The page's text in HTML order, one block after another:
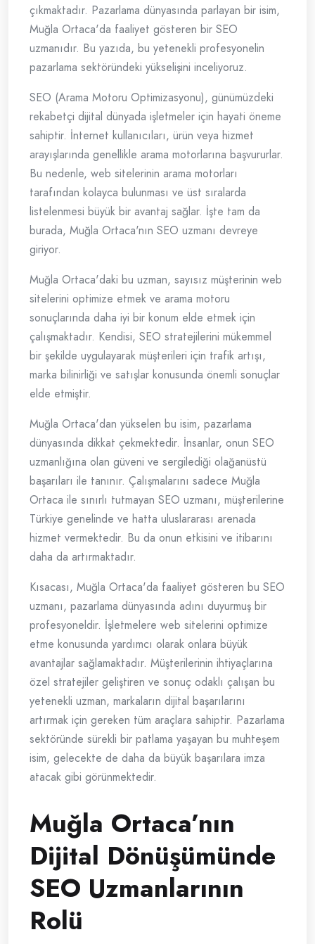
çıkmaktadır. Pazarlama dünyasında parlayan bir isim,
Muğla Ortaca'da faaliyet gösteren bir SEO
uzmanıdır. Bu yazıda, bu yetenekli profesyonelin
pazarlama sektöründeki yükselişini inceliyoruz.
SEO (Arama Motoru Optimizasyonu), günümüzdeki
rekabetçi dijital dünyada işletmeler için hayati öneme
sahiptir. İnternet kullanıcıları, ürün veya hizmet
arayışlarında genellikle arama motorlarına başvururlar.
Bu nedenle, web sitelerinin arama motorları
tarafından kolayca bulunması ve üst sıralarda
listelenmesi büyük bir avantaj sağlar. İşte tam da
burada, Muğla Ortaca'nın SEO uzmanı devreye
giriyor.
Muğla Ortaca'daki bu uzman, sayısız müşterinin web
sitelerini optimize etmek ve arama motoru
sonuçlarında daha iyi bir konum elde etmek için
çalışmaktadır. Kendisi, SEO stratejilerini mükemmel
bir şekilde uygulayarak müşterileri için trafik artışı,
marka bilinirliği ve satışlar konusunda önemli sonuçlar
elde etmiştir.
Muğla Ortaca'dan yükselen bu isim, pazarlama
dünyasında dikkat çekmektedir. İnsanlar, onun SEO
uzmanlığına olan güveni ve sergilediği olağanüstü
başarıları ile tanınır. Çalışmalarını sadece Muğla
Ortaca ile sınırlı tutmayan SEO uzmanı, müşterilerine
Türkiye genelinde ve hatta uluslararası arenada
hizmet vermektedir. Bu da onun etkisini ve itibarını
daha da artırmaktadır.
Kısacası, Muğla Ortaca'da faaliyet gösteren bu SEO
uzmanı, pazarlama dünyasında adını duyurmuş bir
profesyoneldir. İşletmelere web sitelerini optimize
etme konusunda yardımcı olarak onlara büyük
avantajlar sağlamaktadır. Müşterilerinin ihtiyaçlarına
özel stratejiler geliştiren ve sonuç odaklı çalışan bu
yetenekli uzman, markaların dijital başarılarını
artırmak için gereken tüm araçlara sahiptir. Pazarlama
sektöründe sürekli bir patlama yaşayan bu muhteşem
isim, gelecekte de daha da büyük başarılara imza
atacak gibi görünmektedir.
Muğla Ortaca’nın
Dijital Dönüşümünde
SEO Uzmanlarının
Rolü